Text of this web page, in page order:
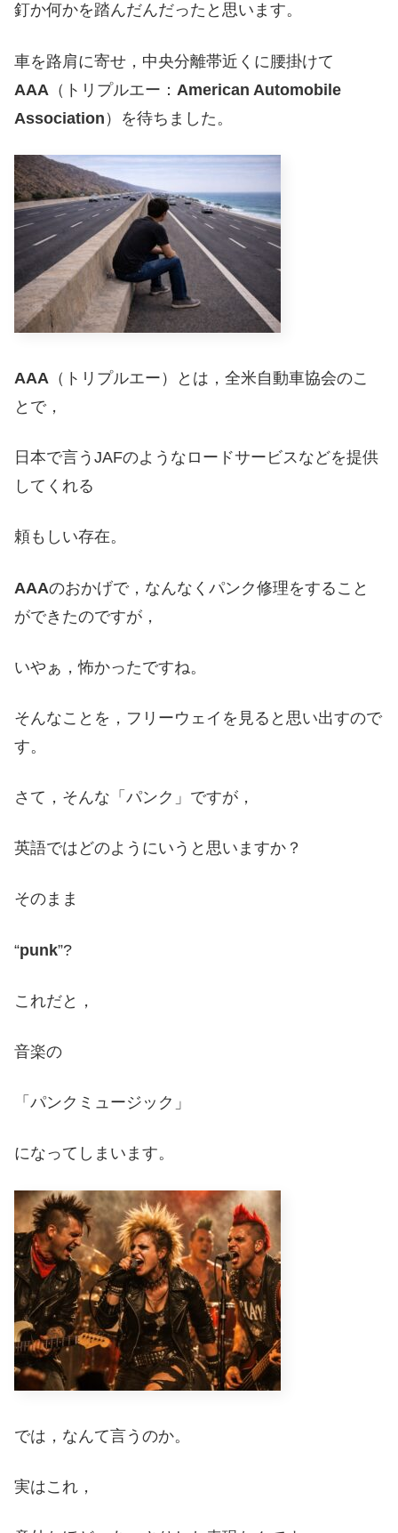
釘か何かを踏んだんだったと思います。
車を路肩に寄せ，中央分離帯近くに腰掛けて
AAA （トリプルエー： American Automobile
Association ）を待ちました。
AAA （トリプルエー）とは，全米自動車協会のこ
とで，
日本で言うJAFのようなロードサービスなどを提供
してくれる
頼もしい存在。
AAAのおかげで，なんなくパンク修理をすること
ができたのですが，
いやぁ，怖かったですね。
そんなことを，フリーウェイを見ると思い出すので
す。
さて，そんな「パンク」ですが，
英語ではどのようにいうと思いますか？
そのまま
“punk”?
これだと，
音楽の
「パンクミュージック」
になってしまいます。
では，なんて言うのか。
実はこれ，